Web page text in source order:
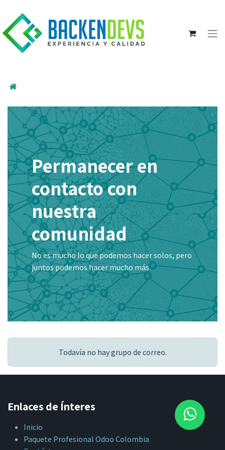
Permanecer en
contacto con
nuestra
comunidad
No es mucho lo que podemos hacer solos, pero
juntos podemos hacer mucho más.
Todavía no hay grupo de correo.
Enlaces de Ínteres
Inicio
Paquete Profesional Odoo Colombia